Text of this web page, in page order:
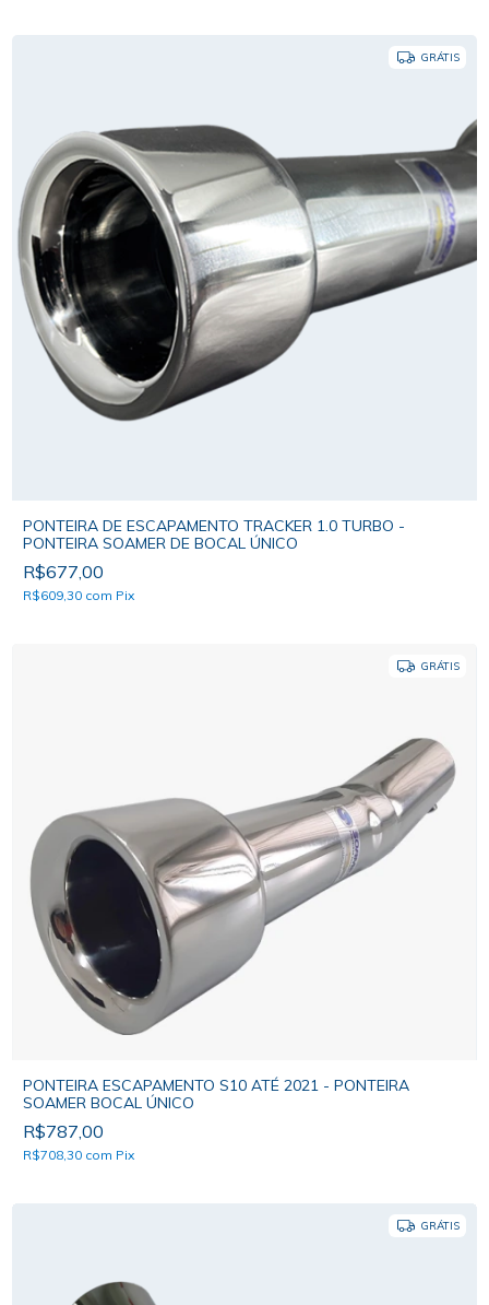
GRÁTIS
PONTEIRA DE ESCAPAMENTO TRACKER 1.0 TURBO -
PONTEIRA SOAMER DE BOCAL ÚNICO
R$677,00
R$609,30 com Pix
GRÁTIS
PONTEIRA ESCAPAMENTO S10 ATÉ 2021 - PONTEIRA
SOAMER BOCAL ÚNICO
R$787,00
R$708,30 com Pix
GRÁTIS